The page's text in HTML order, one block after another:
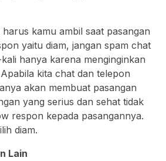
kamu ambil saat pasangan
yaitu diam, jangan spam chat
hanya karena menginginkan
kita chat dan telepon
akan membuat pasangan
yang serius dan sehat tidak
respon kepada pasangannya.
diam.
Lain